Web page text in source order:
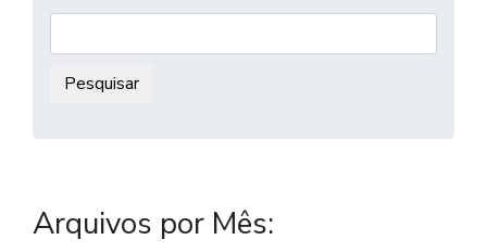
Arquivos por Mês: